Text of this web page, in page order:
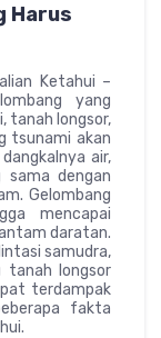
Harus
Ketahui –
yang
tanah longsor,
tsunami akan
air,
dengan
Gelombang
mencapai
daratan.
samudra,
tanah longsor
terdampak
fakta